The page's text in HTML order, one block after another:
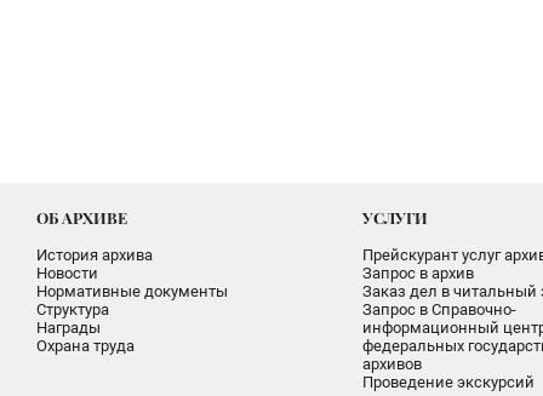
ОБ АРХИВЕ
История архива
Новости
Нормативные документы
Структура
Награды
Охрана труда
УСЛУГИ
Прейскурант услуг
Запрос в архив
Заказ дел в читальный
Запрос в Справочно-
информационный
федеральных
архивов
Проведение экскурсий